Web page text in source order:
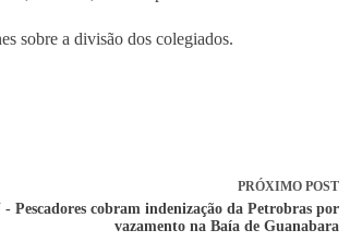
sobre a divisão dos colegiados.
PRÓXIMO POST
- Pescadores cobram indenização da Petrobras por
vazamento na Baía de Guanabara